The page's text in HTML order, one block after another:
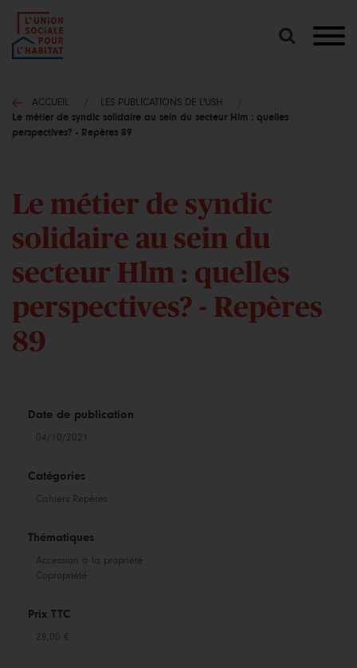
Lancer
ACCUEIL
LES PUBLICATIONS DE L'USH
Le métier de syndic solidaire au sein du secteur Hlm : quelles
perspectives? - Repères 89
Le métier de syndic
solidaire au sein du
secteur Hlm : quelles
perspectives? - Repères
89
Date de publication
04/10/2021
Catégories
Cahiers Repères
Thématiques
Accession à la propriété
Copropriété
Prix TTC
28,00 €